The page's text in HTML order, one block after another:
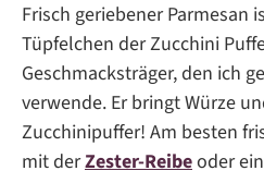
Frisch geriebener Parmesan
Tüpfelchen der Zucchini
Geschmacksträger, den ich
verwende. Er bringt Würze
Zucchinipuffer! Am besten
mit derZester-Reibeoder